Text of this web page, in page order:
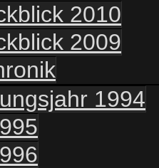
2010
2009
1994